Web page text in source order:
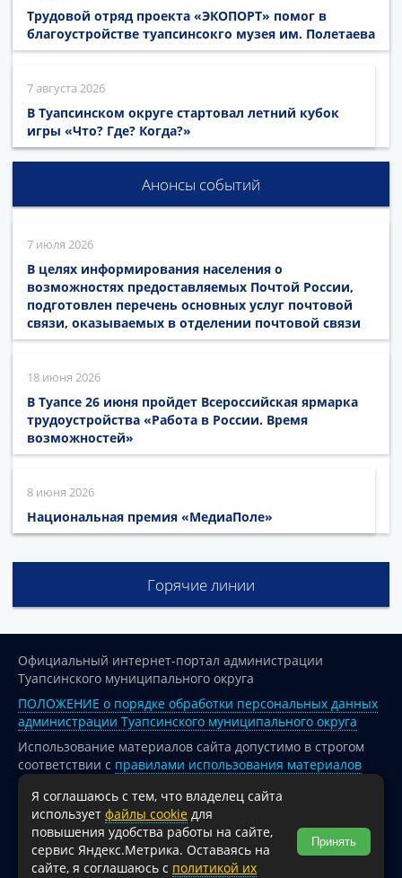
Трудовой отряд проекта «ЭКОПОРТ» помог в
благоустройстве туапсинсокго музея им. Полетаева
7 августа 2026
В Туапсинском округе стартовал летний кубок
игры «Что? Где? Когда?»
Анонсы событий
7 июля 2026
В целях информирования населения о
возможностях предоставляемых Почтой России,
подготовлен перечень основных услуг почтовой
связи, оказываемых в отделении почтовой связи
18 июня 2026
В Туапсе 26 июня пройдет Всероссийская ярмарка
трудоустройства «Работа в России. Время
возможностей»
8 июня 2026
Национальная премия «МедиаПоле»
Горячие линии
Официальный интернет-портал администрации
Туапсинского муниципального округа
ПОЛОЖЕНИЕ о порядке обработки персональных данных
администрации Туапсинского муниципального округа
Использование материалов сайта допустимо в строгом
соответствии с правилами использования материалов
опубликованных на сайте
При перепечатке и использовании информации ссылка
на источник обязательна.
Для сайтов и страниц сети Интернет обязательна
активная гиперссылка на официальный интернет-портал
Я соглашаюсь с тем, что владелец сайта
использует файлы cookie для
повышения удобства работы на сайте,
сервис Яндекс.Метрика. Оставаясь на
сайте, я соглашаюсь с политикой их
Принять